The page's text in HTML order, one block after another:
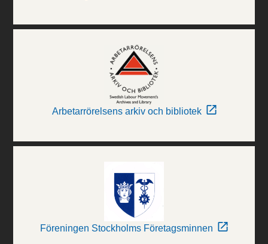
Arbetarrörelsens arkiv och bibliotek
Föreningen Stockholms Företagsminnen